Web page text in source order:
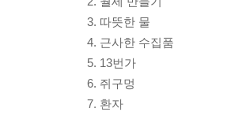
3. 따뜻한 물
4. 근사한 수집품
5. 13번가
6. 쥐구멍
7. 환자